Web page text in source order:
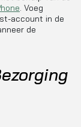
. Voeg
account in de
de